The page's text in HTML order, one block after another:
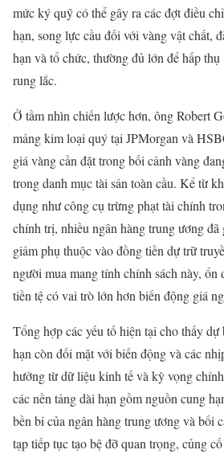
mức ký quỹ có thể gây ra các đợt điều
hạn, song lực cầu đối với vàng vật chất,
hạn và tổ chức, thường đủ lớn để hấp
rung lắc.
Ở tầm nhìn chiến lược hơn, ông Robert
mảng kim loại quý tại JPMorgan và
giá vàng cần đặt trong bối cảnh vàng
trong danh mục tài sản toàn cầu. Kể từ
dụng như công cụ trừng phạt tài chính
chính trị, nhiều ngân hàng trung ương đã
giảm phụ thuộc vào đồng tiền dự trữ
người mua mang tính chính sách này,
tiền tệ có vai trò lớn hơn biến động giá
Tổng hợp các yếu tố hiện tại cho thấy
hạn còn đối mặt với biến động và các
hưởng từ dữ liệu kinh tế và kỳ vọng
các nền tảng dài hạn gồm nguồn cung
bền bỉ của ngân hàng trung ương và bối
tạp tiếp tục tạo bệ đỡ quan trọng, củng